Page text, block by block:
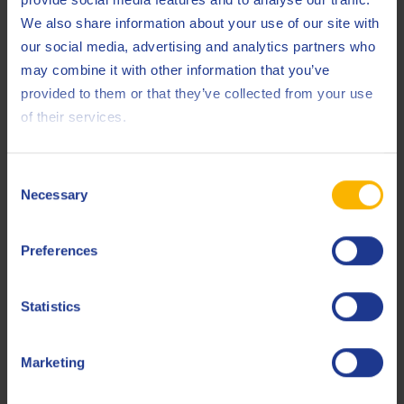
We also share information about your use of our site with
our social media, advertising and analytics partners who
may combine it with other information that you’ve
provided to them or that they’ve collected from your use
of their services.
Selection
Necessary
Preferences
Statistics
Marketing
Global DHD-1
Isuzu
Iveco
Mack
SDMO - Kohler
KD engine series K135 &